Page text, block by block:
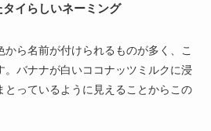
イらしいネーミング
から名前が付けられるものが多く、こ
。バナナが白いココナッツミルクに浸
とっているように見えることからこの